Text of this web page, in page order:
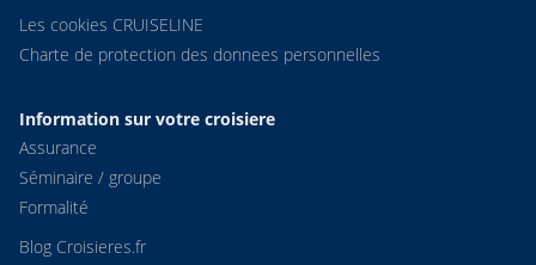
Les cookies CRUISELINE
Charte de protection des donnees personnelles
Information sur votre croisiere
Assurance
Séminaire / groupe
Formalité
Blog Croisieres.fr